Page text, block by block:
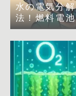
水の電気分
法！燃料電
説